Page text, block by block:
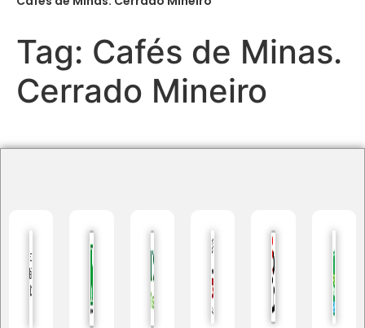
Tag: Cafés de Minas.
Cerrado Mineiro